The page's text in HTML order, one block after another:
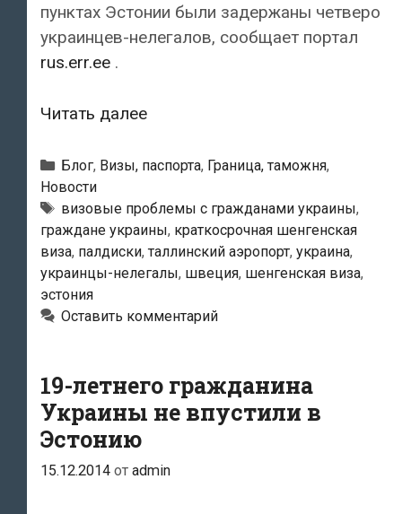
пунктах Эстонии были задержаны четверо
украинцев-нелегалов, сообщает портал
rus.err.ee .
Читать далееЗа
на
Эстонии
задержали
четырех
нелегалов
Рубрики
Блог, Визы, паспорта, Граница, таможня,
Новости
Метки
визовые проблемы с гражданами украины,
граждане украины, краткосрочная шенгенская
виза, палдиски,таллинский аэропорт, украина,
украинцы-нелегалы, швеция, шенгенская виза,
эстония
Оставить комментарий
19-летнего гражданина
Украины не впустили в
Эстонию
15.12.2014 от admin